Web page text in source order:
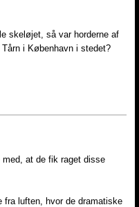
skeløjet, så var horderne af
i København i stedet?
at de fik raget disse
fra luften, hvor de dramatiske